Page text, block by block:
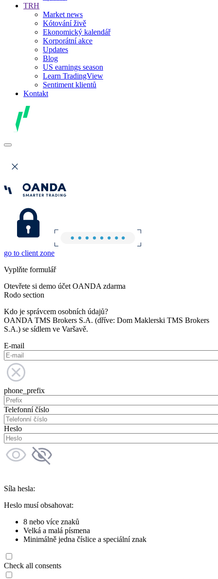
TRH
Market news
Kótování živě
Ekonomický kalendář
Korporátní akce
Updates
Blog
US earnings season
Learn TradingView
Sentiment klientů
Kontakt
go to client zone
Vyplňte formulář
Otevřete si demo účet OANDA zdarma
Rodo section
Kdo je správcem osobních údajů?
OANDA TMS Brokers S.A. (dříve: Dom Maklerski TMS Brokers
S.A.) se sídlem ve Varšavě.
E-mail
phone_prefix
Telefonní číslo
Heslo
Síla hesla:
Heslo musí obsahovat:
8 nebo více znaků
Velká a malá písmena
Minimálně jedna číslice a speciální znak
Check all consents